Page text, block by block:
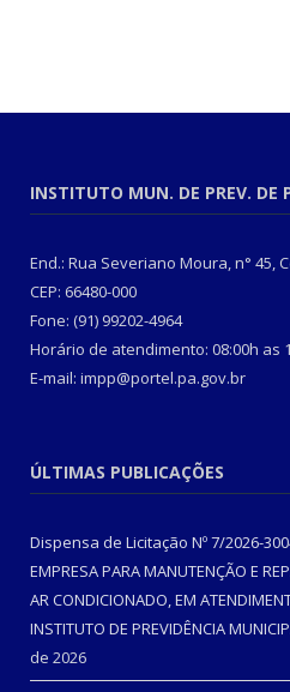
INSTITUTO MUN. DE PREV. DE
End.: Rua Severiano Moura, n° 45,
CEP: 66480-000
Fone: (91) 99202-4964
Horário de atendimento: 08:00h as
E-mail: impp@portel.pa.gov.br
ÚLTIMAS PUBLICAÇÕES
Dispensa de Licitação Nº 7/2026-
EMPRESA PARA MANUTENÇÃO E
AR CONDICIONADO, EM
INSTITUTO DE PREVIDÊNCIA
de 2026